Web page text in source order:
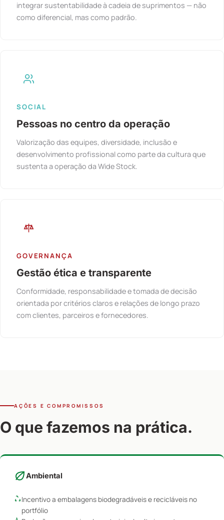
integrar sustentabilidade à cadeia de suprimentos — não
como diferencial, mas como padrão.
SOCIAL
Pessoas no centro da operação
Valorização das equipes, diversidade, inclusão e
desenvolvimento profissional como parte da cultura que
sustenta a operação da Wide Stock.
GOVERNANÇA
Gestão ética e transparente
Conformidade, responsabilidade e tomada de decisão
orientada por critérios claros e relações de longo prazo
com clientes, parceiros e fornecedores.
AÇÕES E COMPROMISSOS
O que fazemos na prática.
Ambiental
Incentivo a embalagens biodegradáveis e recicláveis no
portfólio